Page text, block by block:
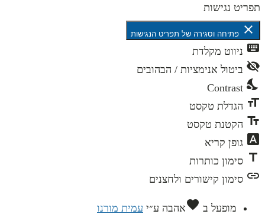
נגישות
פתיחה וסגירה של תפריט הנגישות
ניווט מקלדת
ביטול אנימציות / הבהובים
Contrast
הגדלת טקסט
הקטנת טקסט
גופן קריא
סימון כותרות
סימון קישורים ולחצנים
מופעל בfavoriteאהבהע״יעמית מורנו